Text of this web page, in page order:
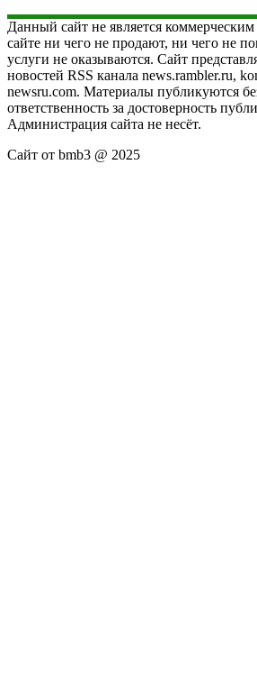
Данный сайт не является
сайте ни чего не продают, ни чего не
услуги не оказываются. Сайт
новостей RSS канала news.rambler.ru,
newsru.com. Материалы публикуются
ответственность за достоверность
Администрация сайта не несёт.
Сайт от bmb3 @ 2025